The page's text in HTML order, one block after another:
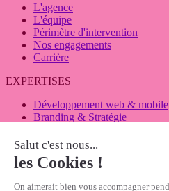
L'agence
L'équipe
Périmètre d'intervention
Nos engagements
Carrière
EXPERTISES
Développement web & mobile
Branding & Stratégie
Projets